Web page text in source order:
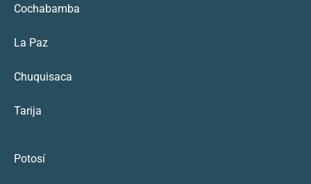
Cochabamba
La Paz
Chuquisaca
Tarija
Potosí